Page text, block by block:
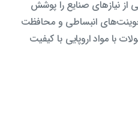
از نیازهای صنایع را پوشش
انبساطی و محافظت
با مواد اروپایی با کیفیت